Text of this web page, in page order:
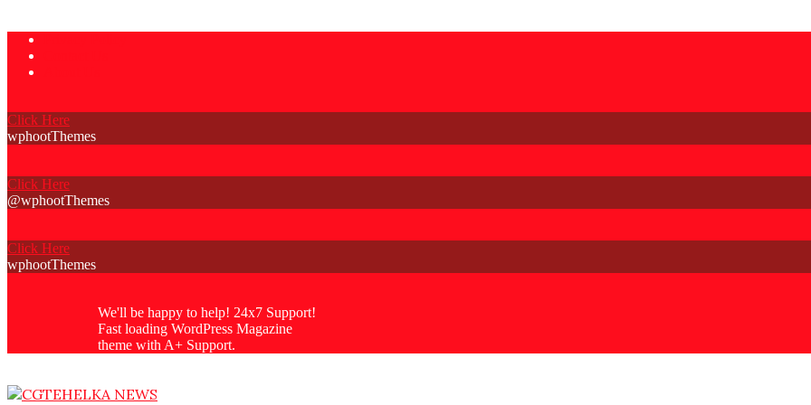
Skip
content
Click Here
wphootThemes
Click Here
@wphootThemes
Click Here
wphootThemes
We'll be happy to help! 24x7 Support!
Fast loading WordPress Magazine
theme with A+ Support.